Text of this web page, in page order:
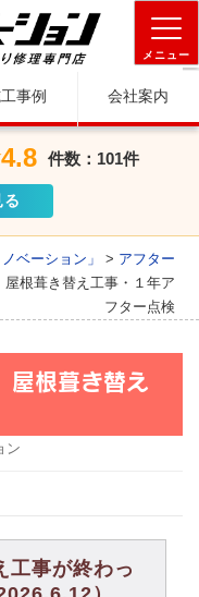
メニュー
事例 会社案内
件数：101件
ベーション」 > アフター
根葺き替え工事・１年ア
フター点検
屋根葺き替え
ン
工事が終わっ